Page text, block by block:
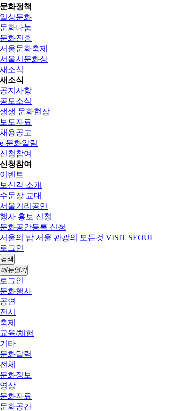
문화정책
일상문화
문화나눔
문화진흥
서울문화축제
서울시문화상
새소식
새소식
공지사항
공모소식
생생 문화현장
보도자료
채용공고
e-문화알림
신청참여
신청참여
이벤트
보신각 소개
수문장 교대
서울거리공연
행사 홍보 신청
문화공간등록 신청
서울의 밤 서울 관광의 모든것 VISIT SEOUL
로그인
검색
메뉴열기
로그인
문화행사
공연
전시
축제
교육/체험
기타
문화달력
전체
문화정보
영상
문화자료
문화공간